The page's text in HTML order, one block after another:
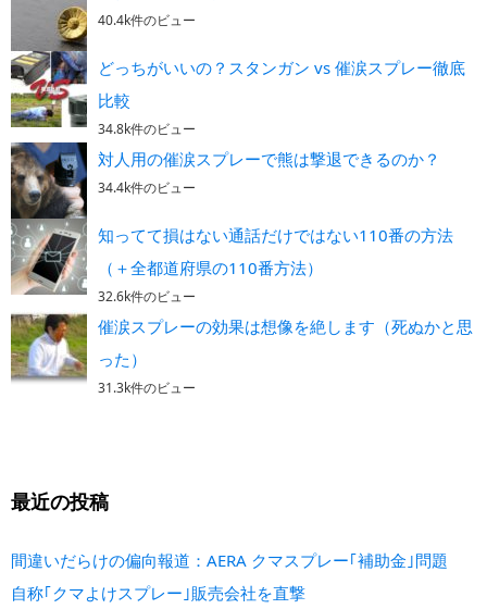
40.4k件のビュー
どっちがいいの？スタンガン vs 催涙スプレー徹底
比較
34.8k件のビュー
対人用の催涙スプレーで熊は撃退できるのか？
34.4k件のビュー
知ってて損はない通話だけではない110番の方法
（＋全都道府県の110番方法）
32.6k件のビュー
催涙スプレーの効果は想像を絶します（死ぬかと思
った）
31.3k件のビュー
最近の投稿
間違いだらけの偏向報道：AERA クマスプレー｢補助金｣問題
自称｢クマよけスプレー｣販売会社を直撃